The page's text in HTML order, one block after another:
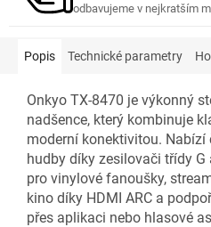
odbavujeme v nejkratším
Popis Technické parametry
Onkyo TX-8470 je výkonný
nadšence, který kombinuje
moderní konektivitou.
hudby díky zesilovači třídy
pro vinylové fanoušky,
kino díky HDMI ARC a
přes aplikaci nebo hlasové